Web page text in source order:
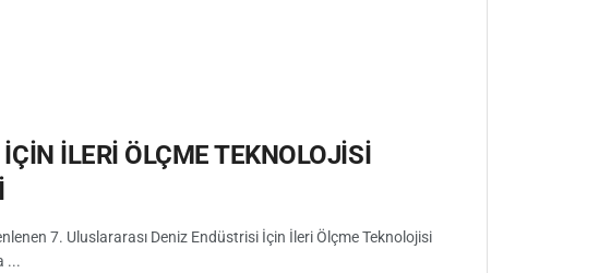
İLERİ ÖLÇME TEKNOLOJİSİ
7. Uluslararası Deniz Endüstrisi İçin İleri Ölçme Teknolojisi
...